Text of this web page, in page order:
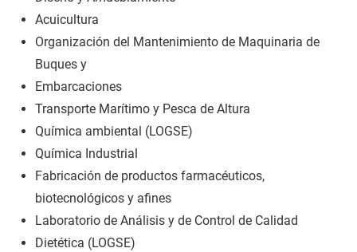
Acuicultura
Organización del Mantenimiento de Maquinaria de
Buques y
Embarcaciones
Transporte Marítimo y Pesca de Altura
Química ambiental (LOGSE)
Química Industrial
Fabricación de productos farmacéuticos,
biotecnológicos y afines
Laboratorio de Análisis y de Control de Calidad
Dietética (LOGSE)